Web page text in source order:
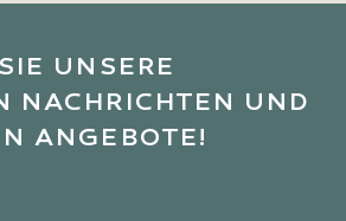
UNSERE
NACHRICHTEN UND
ANGEBOTE!